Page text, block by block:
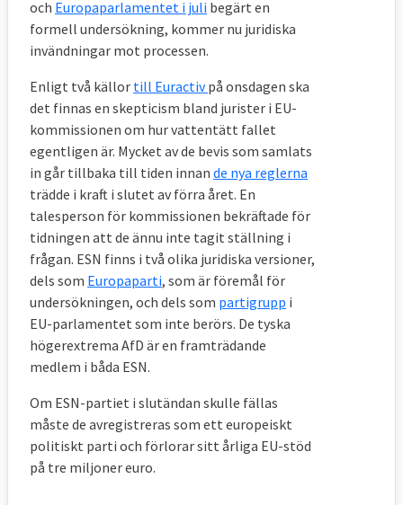
och Europaparlamentet i juli begärt en
formell undersökning, kommer nu juridiska
invändningar mot processen.
Enligt två källor till Euractivpå onsdagen ska
det finnas en skepticism bland jurister i EU-
kommissionen om hur vattentätt fallet
egentligen är. Mycket av de bevis som samlats
in går tillbaka till tiden innan de nya reglerna
trädde i kraft i slutet av förra året. En
talesperson för kommissionen bekräftade för
tidningen att de ännu inte tagit ställning i
frågan. ESN finns i två olika juridiska versioner,
dels som Europaparti, som är föremål för
undersökningen, och dels som partigrupp i
EU-parlamentet som inte berörs. De tyska
högerextrema AfD är en framträdande
medlem i båda ESN.
Om ESN-partiet i slutändan skulle fällas
måste de avregistreras som ett europeiskt
politiskt parti och förlorar sitt årliga EU-stöd
på tre miljoner euro.